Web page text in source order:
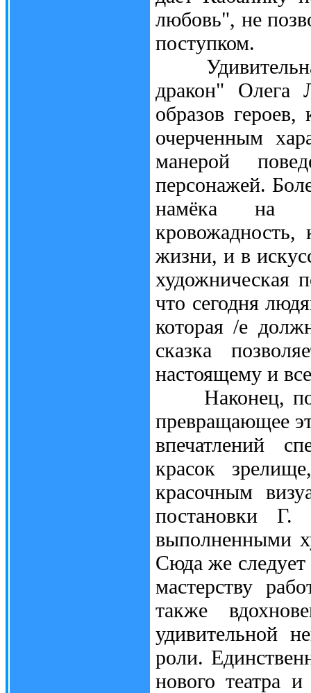
любовь", не
поступком.
дракон" Олега
образов
очерченным
манерой
персонажей.
намёка на
жизни, и в
художническая
что сегодня
которая /е
сказка
настоящему и
Наконец,
превращающее
впечатлений
красок
красочным
постановки Г.
выполненными
Сюда же
мастерству
также
удивительной
роли.
нового театра